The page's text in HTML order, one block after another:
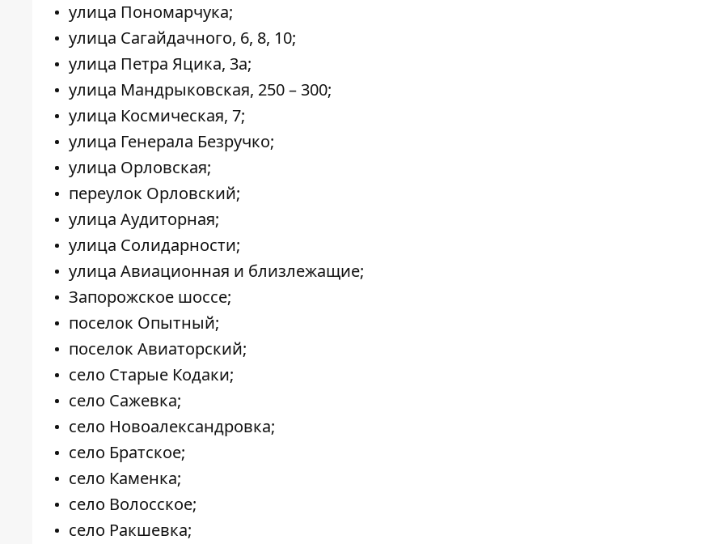
улица Пономарчука;
улица Сагайдачного, 6, 8, 10;
улица Петра Яцика, 3а;
улица Мандрыковская, 250 – 300;
улица Космическая, 7;
улица Генерала Безручко;
улица Орловская;
переулок Орловский;
улица Аудиторная;
улица Солидарности;
улица Авиационная и близлежащие;
Запорожское шоссе;
поселок Опытный;
поселок Авиаторский;
село Старые Кодаки;
село Сажевка;
село Новоалександровка;
село Братское;
село Каменка;
село Волосское;
село Ракшевка;